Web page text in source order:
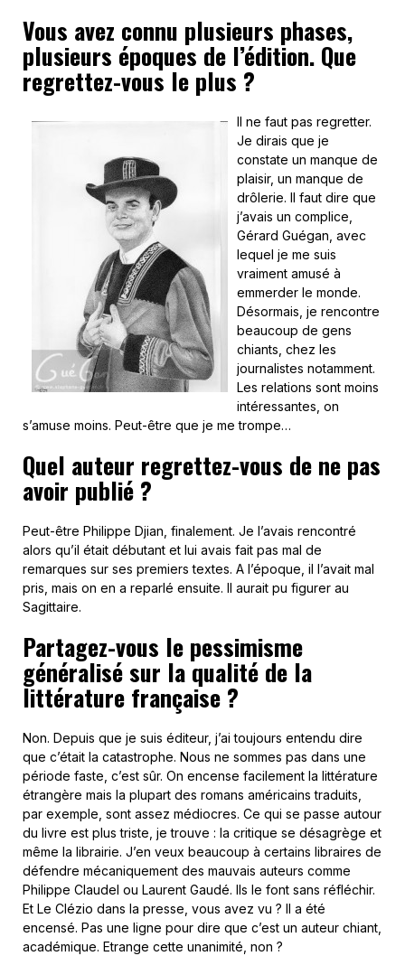
Vous avez connu plusieurs phases,
plusieurs époques de l’édition. Que
regrettez-vous le plus ?
Il ne faut pas regretter.
Je dirais que je
constate un manque de
plaisir, un manque de
drôlerie. Il faut dire que
j’avais un complice,
Gérard Guégan, avec
lequel je me suis
vraiment amusé à
emmerder le monde.
Désormais, je rencontre
beaucoup de gens
chiants, chez les
journalistes notamment.
Les relations sont moins
intéressantes, on
s’amuse moins. Peut-être que je me trompe…
Quel auteur regrettez-vous de ne pas
avoir publié ?
Peut-être Philippe Djian, finalement. Je l’avais rencontré
alors qu’il était débutant et lui avais fait pas mal de
remarques sur ses premiers textes. A l’époque, il l’avait mal
pris, mais on en a reparlé ensuite. Il aurait pu figurer au
Sagittaire.
Partagez-vous le pessimisme
généralisé sur la qualité de la
littérature française ?
Non. Depuis que je suis éditeur, j’ai toujours entendu dire
que c’était la catastrophe. Nous ne sommes pas dans une
période faste, c’est sûr. On encense facilement la littérature
étrangère mais la plupart des romans américains traduits,
par exemple, sont assez médiocres. Ce qui se passe autour
du livre est plus triste, je trouve : la critique se désagrège et
même la librairie. J’en veux beaucoup à certains libraires de
défendre mécaniquement des mauvais auteurs comme
Philippe Claudel ou Laurent Gaudé. Ils le font sans réfléchir.
Et Le Clézio dans la presse, vous avez vu ? Il a été
encensé. Pas une ligne pour dire que c’est un auteur chiant,
académique. Etrange cette unanimité, non ?